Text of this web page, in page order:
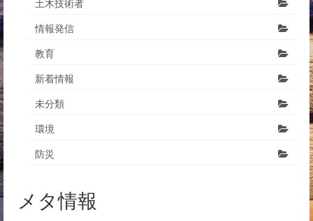
土木技術者
情報発信
教育
新着情報
未分類
環境
防災
メタ情報